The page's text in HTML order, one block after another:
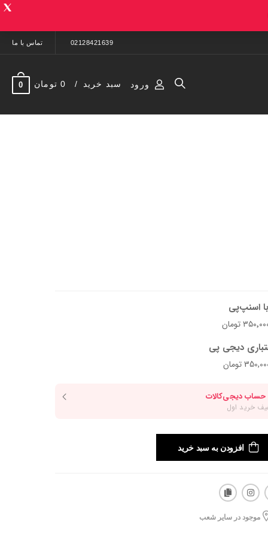
02128421639 تماس با ما
ورود سبد خرید 0 تومان 0
اسنپ‌پی
دیجی پی
افزودن به سبد خرید
موجود در سایر شعب